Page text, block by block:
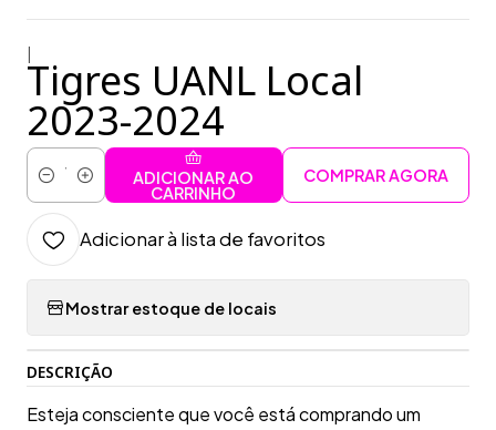
Tigres UANL Local
2023-2024
Quantidade
ADICIONAR AO
CARRINHO
COMPRAR AGORA
Adicionar à lista de favoritos
Mostrar estoque de locais
DESCRIÇÃO
Esteja consciente que você está comprando um